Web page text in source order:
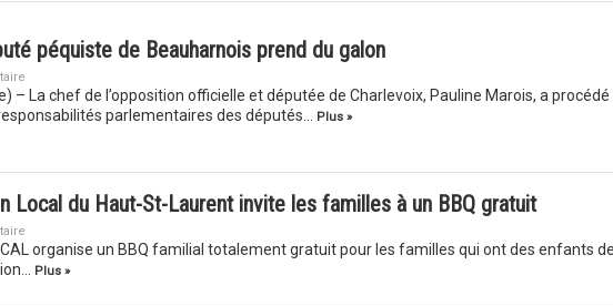
péquiste de Beauharnois prend du galon
– La chef de l’opposition officielle et députée de Charlevoix, Pauline Marois, a procédé
parlementaires des députés…
Plus »
Local du Haut-St-Laurent invite les familles à un BBQ gratuit
organise un BBQ familial totalement gratuit pour les familles qui ont des enfants
Plus »